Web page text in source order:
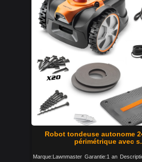
Robot tondeuse autonome
périmétrique avec
Marque:Lawnmaster Garantie:1 an